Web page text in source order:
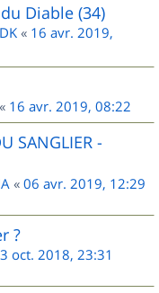
Diable (34)
« 16 avr. 2019,
« 16 avr. 2019, 08:22
SANGLIER -
« 06 avr. 2019, 12:29
?
oct. 2018, 23:31